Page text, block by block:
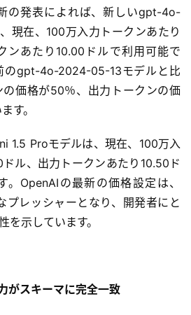
の発表によれば、新しいgpt-4o-
現在、100万入力トークンあたり
ンあたり10.00ドルで利用可能で
のgpt-4o-2024-05-13モデルと比
価格が50％、出力トークンの価
す。
1.5 Proモデルは、現在、100万入
ル、出力トークンあたり10.50ド
。OpenAIの最新の価格設定は、
プレッシャーとなり、開発者にと
を示しています。
がスキーマに完全一致